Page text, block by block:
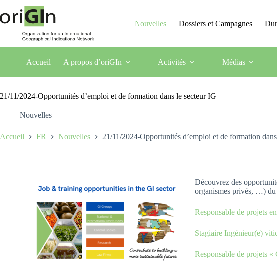
Nouvelles Dossiers et Campagnes
Accueil A propos d’oriGIn Activités Médias
21/11/2024-Opportunités d’emploi et de formation dans le secteur IG
Nouvelles
Accueil FR Nouvelles 21/11/2024-Opportunités d’emploi et de formation
Découvrez des
organismes privés, …) du
Responsable de projets
Stagiaire Ingénieur(e)
Responsable de projets